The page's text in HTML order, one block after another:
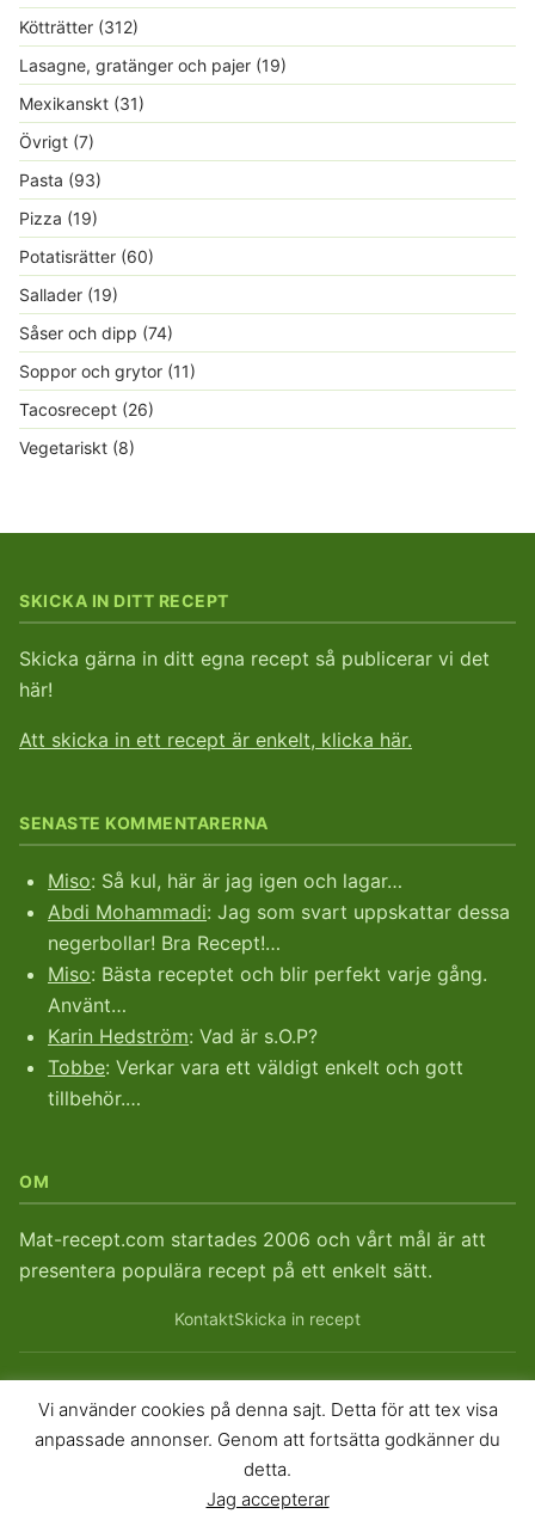
Kötträtter (312)
Lasagne, gratänger och pajer (19)
Mexikanskt (31)
Övrigt (7)
Pasta (93)
Pizza (19)
Potatisrätter (60)
Sallader (19)
Såser och dipp (74)
Soppor och grytor (11)
Tacosrecept (26)
Vegetariskt (8)
SKICKA IN DITT RECEPT
Skicka gärna in ditt egna recept så publicerar vi det
här!
Att skicka in ett recept är enkelt, klicka här.
SENASTE KOMMENTARERNA
Miso: Så kul, här är jag igen och lagar…
Abdi Mohammadi: Jag som svart uppskattar dessa
negerbollar! Bra Recept!…
Miso: Bästa receptet och blir perfekt varje gång.
Använt…
Karin Hedström: Vad är s.O.P?
Tobbe: Verkar vara ett väldigt enkelt och gott
tillbehör.…
OM
Mat-recept.com startades 2006 och vårt mål är att
presentera populära recept på ett enkelt sätt.
KontaktSkicka in recept
© 2026Mat-recept.com. Mat-recept sedan 2006.
Vi använder cookies på denna sajt. Detta för att tex visa
anpassade annonser. Genom att fortsätta godkänner du
detta.
Jag accepterar